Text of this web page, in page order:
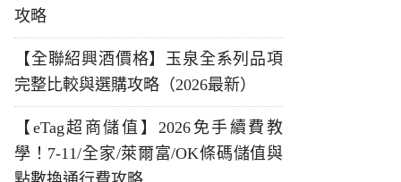
攻略
【全聯紹興酒價格】玉泉全系列品項
完整比較與選購攻略（2026最新）
【eTag超商儲值】2026免手續費教
學！7-11/全家/萊爾富/OK條碼儲值與